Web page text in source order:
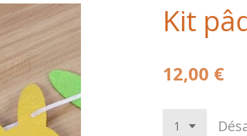
Kit
12,00 €